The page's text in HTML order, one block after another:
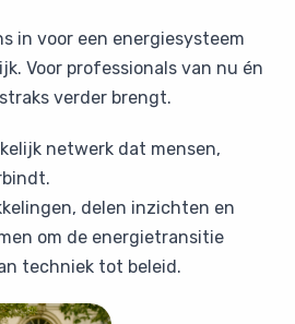
in voor een energiesysteem
Voor professionals van nu én
verder brengt.
netwerk dat mensen,
delen inzichten en
om de energietransitie
techniek tot beleid.